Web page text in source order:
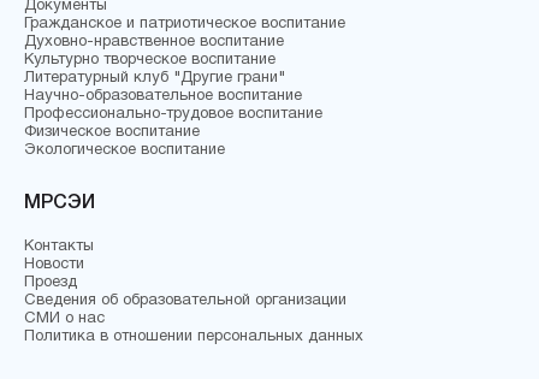
Документы
Гражданское и патриотическое воспитание
Духовно-нравственное воспитание
Культурно творческое воспитание
Литературный клуб "Другие грани"
Научно-образовательное воспитание
Профессионально-трудовое воспитание
Физическое воспитание
Экологическое воспитание
МРСЭИ
Контакты
Новости
Проезд
Сведения об образовательной организации
СМИ о нас
Политика в отношении персональных данных